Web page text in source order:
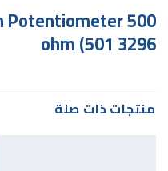
Potentiometer 500
ohm (501 3296
منتجات ذات صلة